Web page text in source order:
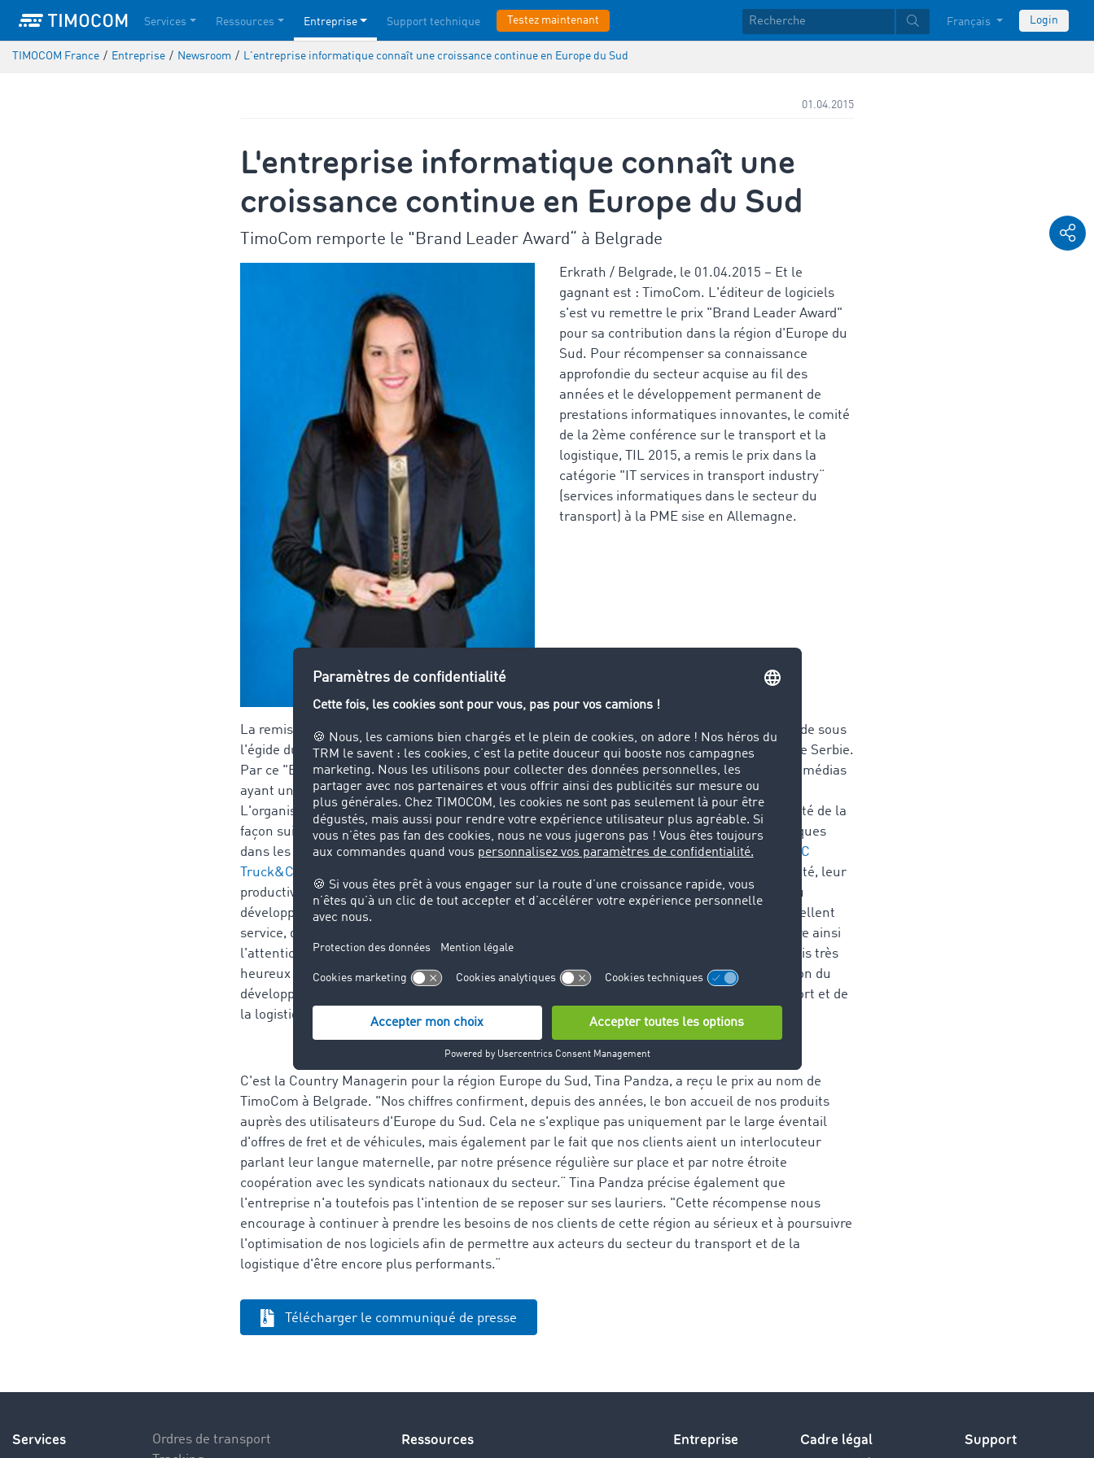
Services Ressources Entreprise Support technique Testez maintenant Français Login
TIMOCOM France / Entreprise / Newsroom / L'entreprise informatique connaît une croissance continue en Europe du Sud
01.04.2015
L'entreprise informatique connaît une
croissance continue en Europe du Sud
TimoCom remporte le "Brand Leader Award“ à Belgrade
Erkrath / Belgrade, le 01.04.2015 – Et le
gagnant est : TimoCom. L'éditeur de logiciels
s'est vu remettre le prix "Brand Leader Award"
pour sa contribution dans la région d'Europe du
Sud. Pour récompenser sa connaissance
approfondie du secteur acquise au fil des
années et le développement permanent de
prestations informatiques innovantes, le comité
de la 2ème conférence sur le transport et la
logistique, TIL 2015, a remis le prix dans la
catégorie "IT services in transport industry“
(services informatiques dans le secteur du
transport) à la PME sise en Allemagne.
La remise des prix a eu lieu le 26 mars 2015 dans le célèbre centre de congrès Sava à Belgrade sous
l'égide du ministère de la construction, du transport et de l'infrastructure de la République de Serbie.
Par ce "Brand Leader Award, les organisateurs récompensent des entreprises, instituions et médias
ayant un impact positif sur la croissance économique du secteur régional du transport.
L'organisateur, Milivoje Radovanović de Mass Media International justifie la décision du comité de la
façon suivante : "TimoCom est reconnu comme le premier prestataire de services informatiques
dans les secteurs du transport et de la logistique. Les technologies TC eBid®,TC eMap
TC
Truck&Cargo
se sont clairement distinguées dans le secteur du transport pour leur efficacité, leur
productivité et leur transparence. L'entreprise TimoCom contribue, de façon permanente, au
développement et à l'amélioration du secteur du transport et de la logistique grâce à un excellent
service, des produits d'une qualité exceptionnelle et à son excellence opérationnelle." Il attire ainsi
l'attention sur l'importance stratégique de l'entreprise en Europe du Sud et poursuit : "Je suis très
heureux de remettre ce "Brand Leader Award" à TimoCom pour sa contribution à la promotion du
développement technologique et des prestations informatiques dans les secteurs du transport et de
la logistique.“
C'est la Country Managerin pour la région Europe du Sud, Tina Pandza, a reçu le prix au nom de
TimoCom à Belgrade. "Nos chiffres confirment, depuis des années, le bon accueil de nos produits
auprès des utilisateurs d'Europe du Sud. Cela ne s'explique pas uniquement par le large éventail
d'offres de fret et de véhicules, mais également par le fait que nos clients aient un interlocuteur
parlant leur langue maternelle, par notre présence régulière sur place et par notre étroite
coopération avec les syndicats nationaux du secteur.“ Tina Pandza précise également que
l'entreprise n'a toutefois pas l'intention de se reposer sur ses lauriers. "Cette récompense nous
encourage à continuer à prendre les besoins de nos clients de cette région au sérieux et à poursuivre
l'optimisation de nos logiciels afin de permettre aux acteurs du secteur du transport et de la
logistique d'être encore plus performants.“
Télécharger le communiqué de presse
Services
Ordres de transport
Ressources Entreprise Cadre légal Support